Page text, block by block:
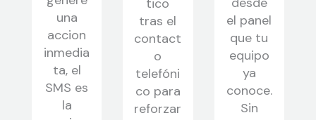
una
accion
inmedia
ta, el
SMS es
la
tico
tras el
contact
o
telefóni
co para
reforzar
el panel
que tu
equipo
ya
conoce.
Sin